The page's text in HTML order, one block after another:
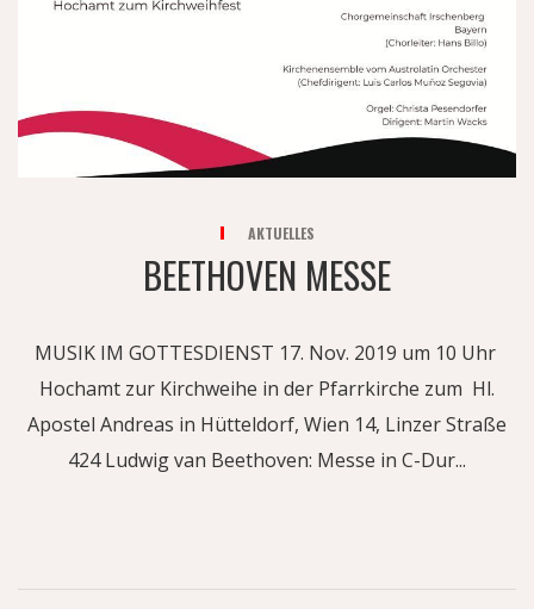
AKTUELLES
BEETHOVEN MESSE
MUSIK IM GOTTESDIENST 17. Nov. 2019 um 10 Uhr
Hochamt zur Kirchweihe in der Pfarrkirche zum Hl.
Apostel Andreas in Hütteldorf, Wien 14, Linzer Straße
424 Ludwig van Beethoven: Messe in C-Dur...